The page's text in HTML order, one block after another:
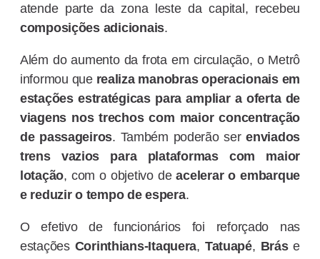
atende parte da zona leste da capital, recebeu
composições adicionais.
Além do aumento da frota em circulação, o Metrô
informou que realiza manobras operacionais em
estações estratégicas para ampliar a oferta de
viagens nos trechos com maior concentração
de passageiros. Também poderão serenviados
trens vazios para plataformas com maior
lotação, com o objetivo deacelerar o embarque
e reduzir o tempo de espera.
O efetivo de funcionários foi reforçado nas
estações Corinthians-Itaquera, Tatuapé, Bráse